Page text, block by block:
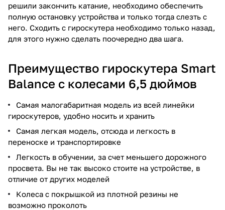
решили закончить катание, необходимо обеспечить
полную остановку устройства и только тогда слезть с
него. Сходить с гироскутера необходимо только назад,
для этого нужно сделать поочередно два шага.
Преимущество гироскутера Smart
Balance с колесами 6,5 дюймов
Самая малогабаритная модель из всей линейки
гироскутеров, удобно носить и хранить
Самая легкая модель, отсюда и легкость в
переноске и транспортировке
Легкость в обучении, за счет меньшего дорожного
просвета. Вы не так высоко стоите на устройстве, в
отличие от других моделей
Колеса с покрышкой из плотной резины не
возможно проколоть